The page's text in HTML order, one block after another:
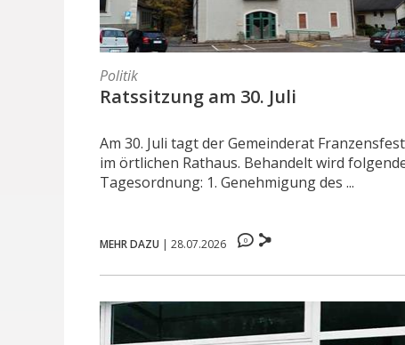
Politik
Ratssitzung am 30. Juli
Am 30. Juli tagt der Gemeinderat
im örtlichen Rathaus. Behandelt wird
Tagesordnung: 1. Genehmigung des ...
MEHR DAZU |28.07.2026 0